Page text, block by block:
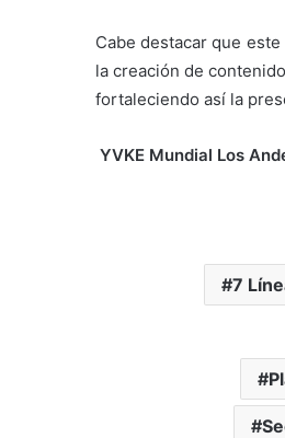
Cabe destacar que
la creación de
fortaleciendo así la
YVKE Mundial Los
7